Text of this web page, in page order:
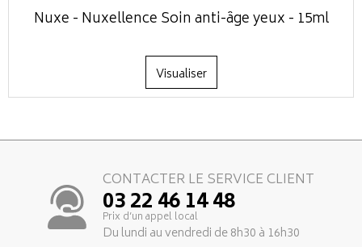
Nuxe - Nuxellence Soin anti-âge yeux - 15ml
Visualiser
CONTACTER LE SERVICE CLIENT
03 22 46 14 48
Prix d’un appel local
Du lundi au vendredi de 8h30 à 16h30